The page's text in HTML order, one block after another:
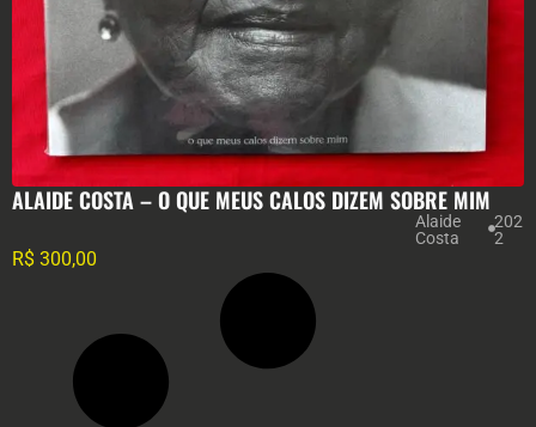
ALAIDE COSTA – O QUE MEUS CALOS DIZEM SOBRE MIM
Alaide
Costa
202
2
R$ 300,00